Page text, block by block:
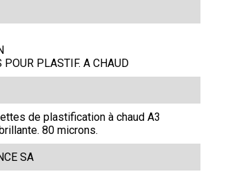
POUR PLASTIF. A CHAUD
de plastification à chaud A3
80 microns.
SA